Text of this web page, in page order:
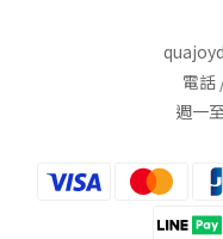
電話
週一